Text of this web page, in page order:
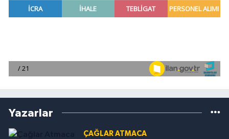
Yazarlar
ÇAĞLAR ATMACA